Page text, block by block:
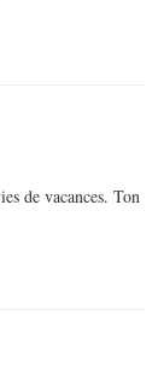
de vacances. Ton